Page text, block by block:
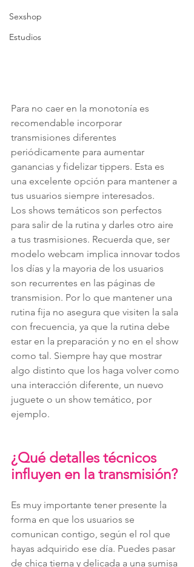
Sexshop
Estudios
Para no caer en la monotonía es
recomendable incorporar
transmisiones diferentes
periódicamente para aumentar
ganancias y fidelizar tippers. Esta es
una excelente opción para mantener a
tus usuarios siempre interesados.
Los shows temáticos son perfectos
para salir de la rutina y darles otro aire
a tus trasmisiones. Recuerda que, ser
modelo webcam implica innovar todos
los días y la mayoria de los usuarios
son recurrentes en las páginas de
transmision. Por lo que mantener una
rutina fija no asegura que visiten la sala
con frecuencia, ya que la rutina debe
estar en la preparación y no en el show
como tal. Siempre hay que mostrar
algo distinto que los haga volver como
una interacción diferente, un nuevo
juguete o un show temático, por
ejemplo.
¿Qué detalles técnicos
influyen en la transmisión?
Es muy importante tener presente la
forma en que los usuarios se
comunican contigo, según el rol que
hayas adquirido ese día. Puedes pasar
de chica tierna y delicada a una sumisa